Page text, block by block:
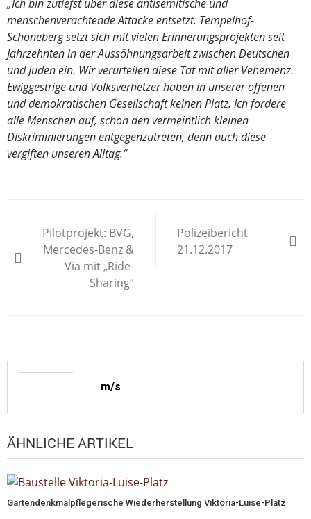
„Ich bin zutiefst über diese antisemitische und
menschenverachtende Attacke entsetzt. Tempelhof-
Schöneberg setzt sich mit vielen Erinnerungsprojekten seit
Jahrzehnten in der Aussöhnungsarbeit zwischen Deutschen
und Juden ein. Wir verurteilen diese Tat mit aller Vehemenz.
Ewiggestrige und Volksverhetzer haben in unserer offenen
und demokratischen Gesellschaft keinen Platz. Ich fordere
alle Menschen auf, schon den vermeintlich kleinen
Diskriminierungen entgegenzutreten, denn auch diese
vergiften unseren Alltag.“
Pilotprojekt: BVG,
Mercedes-Benz &
Via mit „Ride-
Sharing“
Polizeibericht
21.12.2017
m/s
ÄHNLICHE ARTIKEL
Gartendenkmalpflegerische Wiederherstellung Viktoria-Luise-Platz